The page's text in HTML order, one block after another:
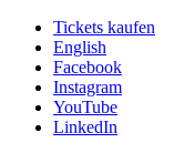
Tickets kaufen
English
Facebook
Instagram
YouTube
LinkedIn